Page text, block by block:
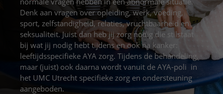
Onderzoeken en diagnostiek
Het Wilhelmina Kinderziekenhuis
Bloedprikken
Wachttijden
Bezoektijden
Wijzigen patiëntgegevens
Mijn UMC Utrecht patiëntportaal
Faciliteiten en voorzieningen
Bezoekregels
Kwaliteit en veiligheid
Route naar het ziekenhuis
Parkeren
Wegwijs in het ziekenhuis
Contact met polikliniek
Contact met verpleegafdeling
Teleconsult aanvragen
Diagnostiek aanvragen
Zorgverlenersportaal
Over UMC Utrecht
Research
Onderwijs
Werken bij het UMC Utrecht
Denk aan vragen over opleiding, werk, voeding,
sport, zelfstandigheid, relaties, vruchtbaarheid en
seksualiteit. Juist dan heb jij zorg nodig die stilstaat
bij wat jij nodig hebt tijdens en ook na kanker:
leeftijdsspecifieke AYA zorg. Tijdens de behandeling,
maar (juist) ook daarna wordt vanuit de AYA-poli in
het UMC Utrecht specifieke zorg en ondersteuning
aangeboden.